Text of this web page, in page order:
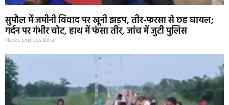
सुपौल में जमीनी विवाद पर खूनी झड़प, तीर-फरसा से छह घायल;
गर्दन पर गंभीर चोट, हाथ में फंसा तीर, जांच में जुटी पुलिस
News Express Bihar